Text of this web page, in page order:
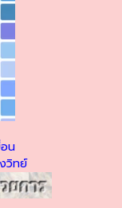
น
วิทย์